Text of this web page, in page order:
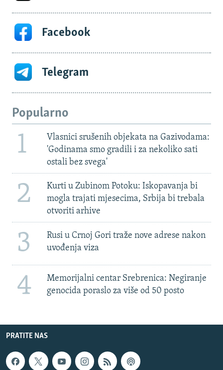
Facebook
Telegram
Popularno
1
Vlasnici srušenih objekata na Gazivodama:
'Godinama smo gradili i za nekoliko sati
ostali bez svega'
2
Kurti u Zubinom Potoku: Iskopavanja bi
mogla trajati mjesecima, Srbija bi trebala
otvoriti arhive
3
Rusi u Crnoj Gori traže nove adrese nakon
uvođenja viza
4
Memorijalni centar Srebrenica: Negiranje
genocida poraslo za više od 50 posto
PRATITE NAS